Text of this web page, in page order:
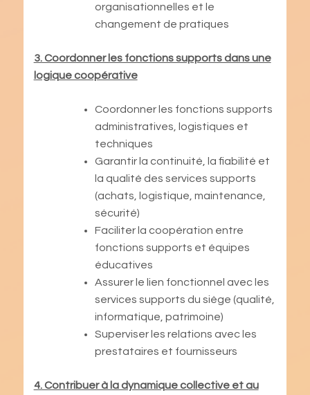
organisationnelles et le
changement de pratiques
3. Coordonner les fonctions supports dans une
logique coopérative
Coordonner les fonctions supports
administratives, logistiques et
techniques
Garantir la continuité, la fiabilité et
la qualité des services supports
(achats, logistique, maintenance,
sécurité)
Faciliter la coopération entre
fonctions supports et équipes
éducatives
Assurer le lien fonctionnel avec les
services supports du siège (qualité,
informatique, patrimoine)
Superviser les relations avec les
prestataires et fournisseurs
4. Contribuer à la dynamique collective et au